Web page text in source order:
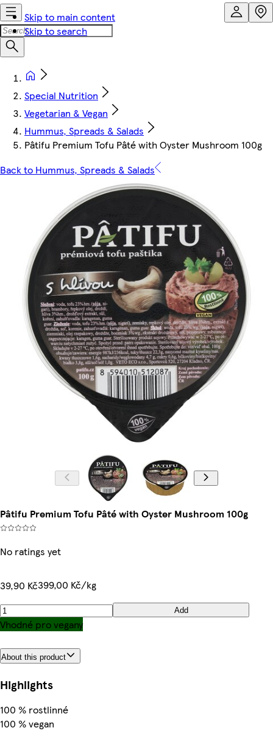
Skip to main content
Skip to search
Special Nutrition
Vegetarian & Vegan
Hummus, Spreads & Salads
Pâtifu Premium Tofu Pâté with Oyster Mushroom 100g
Back to Hummus, Spreads & Salads
Pâtifu Premium Tofu Pâté with Oyster Mushroom 100g
No ratings yet
39,90 Kč399,00 Kč/kg
Add
Vhodné pro vegany
About this product
Highlights
100 % rostlinné
100 % vegan